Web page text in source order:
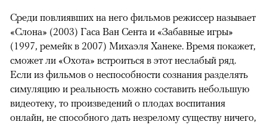
Среди повлиявших на него фильмов режиссер называет
«Слона» (2003) Гаса Ван Сента и «Забавные игры»
(1997, ремейк в 2007) Михаэля Ханеке. Время покажет,
сможет ли «Охота» встроиться в этот неслабый ряд.
Если из фильмов о неспособности сознания разделять
симуляцию и реальность можно составить небольшую
видеотеку, то произведений о плодах воспитания
онлайн, не способного дать незрелому существу ничего,